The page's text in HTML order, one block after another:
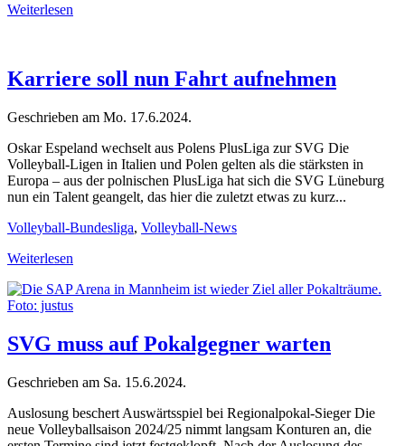
Weiterlesen
Karriere soll nun Fahrt aufnehmen
Geschrieben am Mo. 17.6.2024.
Oskar Espeland wechselt aus Polens PlusLiga zur SVG Die
Volleyball-Ligen in Italien und Polen gelten als die stärksten in
Europa – aus der polnischen PlusLiga hat sich die SVG Lüneburg
nun ein Talent geangelt, das hier die zuletzt etwas zu kurz...
Volleyball-Bundesliga, Volleyball-News
Weiterlesen
SVG muss auf Pokalgegner warten
Geschrieben am Sa. 15.6.2024.
Auslosung beschert Auswärtsspiel bei Regionalpokal-Sieger Die
neue Volleyballsaison 2024/25 nimmt langsam Konturen an, die